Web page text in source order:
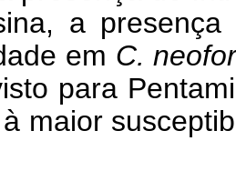
a
em C.
para
maior